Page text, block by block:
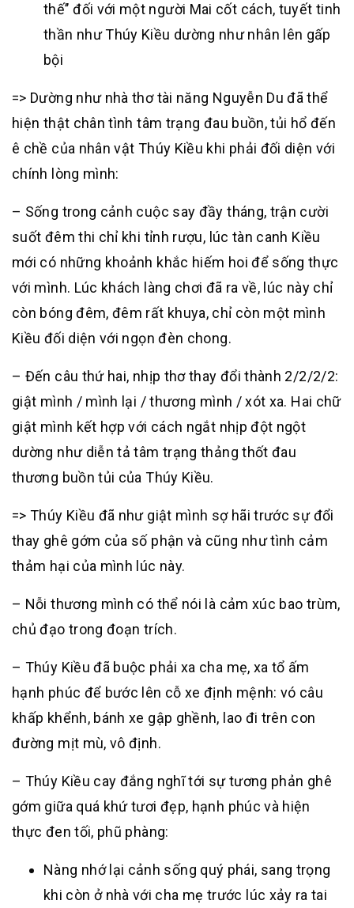
thế’’ đối với một người Mai cốt cách, tuyết tinh
thần như Thúy Kiều dường như nhân lên gấp
bội
=> Dường như nhà thơ tài năng Nguyễn Du đã thể
hiện thật chân tình tâm trạng đau buồn, tủi hổ đến
ê chề của nhân vật Thúy Kiều khi phải đối diện với
chính lòng mình:
– Sống trong cảnh cuộc say đầy tháng, trận cười
suốt đêm thi chỉ khi tỉnh rượu, lúc tàn canh Kiều
mới có những khoảnh khắc hiếm hoi để sống thực
với mình. Lúc khách làng chơi đã ra về, lúc này chỉ
còn bóng đêm, đêm rất khuya, chỉ còn một mình
Kiều đối diện với ngọn đèn chong.
– Đến câu thứ hai, nhịp thơ thay đổi thành 2/2/2/2:
giật mình / mình lại / thương mình / xót xa. Hai chữ
giật mình kết hợp với cách ngắt nhịp đột ngột
dường như diễn tả tâm trạng thảng thốt đau
thương buồn tủi của Thúy Kiều.
=> Thúy Kiều đã như giật mình sợ hãi trước sự đổi
thay ghê gớm của số phận và cũng như tình cảm
thảm hại của mình lúc này.
– Nỗi thương mình có thể nói là cảm xúc bao trùm,
chủ đạo trong đoạn trích.
– Thúy Kiều đã buộc phải xa cha mẹ, xa tổ ấm
hạnh phúc để bước lên cỗ xe định mệnh: vó câu
khấp khểnh, bánh xe gập ghềnh, lao đi trên con
đường mịt mù, vô định.
– Thúy Kiều cay đắng nghĩ tới sự tương phản ghê
gớm giữa quá khứ tươi đẹp, hạnh phúc và hiện
thực đen tối, phũ phàng:
Nàng nhớ lại cảnh sống quý phái, sang trọng
khi còn ở nhà với cha mẹ trước lúc xảy ra tai